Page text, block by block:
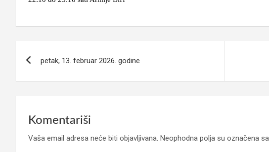
petak, 13. februar 2026. godine
Komentariši
Vaša email adresa neće biti objavljivana. Neophodna polja su označena sa